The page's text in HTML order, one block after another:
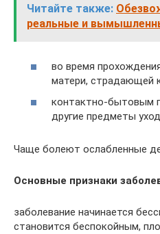
Читайте также:
реальные и
во время
матери, страдающей
контактно-бытовым
другие предметы
Чаще болеют ослабленные
Основные признаки
заболевание начинается
становится беспокойным,